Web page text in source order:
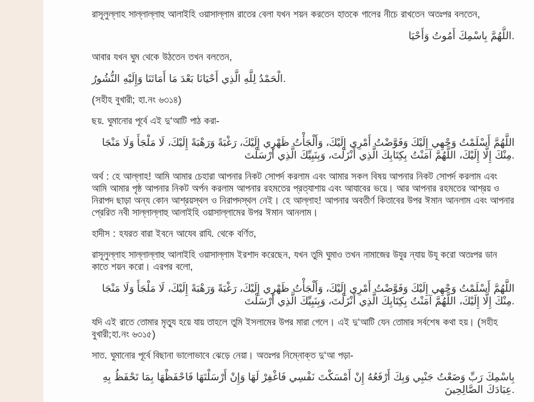
রাসূলুল্লাহ সাল্লাল্লাহু আলাইহি ওয়াসাল্লাম রাতের বেলা যখন শয়ন করতেন হাতকে গালের নীচে রাখতেন অতঃপর বলতেন,
اللَّهُمَّ بِاسْمِكَ أَمُوتُ وَأَحْيَا.
আবার যখন ঘুম থেকে উঠতেন তখন বলতেন,
الْحَمْدُ لِلَّهِ الَّذِي أَحْيَانَا بَعْدَ مَا أَمَاتَنَا وَإِلَيْهِ النُّشُورُ.
(সহীহ বুখারী; হা.নং ৬৩১৪)
ছয়. ঘুমানোর পূর্বে এই দু‘আটি পাঠ করা-
اللَّهُمَّ أَسْلَمْتُ وَجْهِي إِلَيْكَ وَفَوَّضْتُ أَمْرِي إِلَيْكَ، وَأَلْجَأْتُ ظَهْرِي إِلَيْكَ، رَغْبَةً وَرَهْبَةً إِلَيْكَ، لَا مَلْجَأَ وَلَا مَنْجَا
مِنْكَ إِلَّا إِلَيْكَ، اللَّهُمَّ آمَنْتُ بِكِتَابِكَ الَّذِي أَنْزَلْتَ، وَبِنَبِيِّكَ الَّذِي أَرْسَلْتَ.
অর্থ : হে আল্লাহ! আমি আমার চেহারা আপনার নিকট সোপর্দ করলাম এবং আমার সকল বিষয় আপনার নিকট সোপর্দ করলাম এবং
আমি আমার পৃষ্ঠ আপনার নিকট অর্পন করলাম আপনার রহমতের প্রত্যাশায় এবং আযাবের ভয়ে। আর আপনার রহমতের আশ্রয় ও
নিরাপদ ছাড়া অন্য কোন আশ্রয়স্থল ও নিরাপদস্থল নেই। হে আল্লাহ! আপনার অবতীর্ণ কিতাবের উপর ঈমান আনলাম এবং আপনার
প্রেরিত নবী সাল্লাল্লাহু আলাইহি ওয়াসাল্লামের উপর ঈমান আনলাম।
হাদীস : হযরত বারা ইবনে আযেব রাযি. থেকে বর্ণিত,
রাসূলুল্লাহ সাল্লাল্লাহু আলাইহি ওয়াসাল্লাম ইরশাদ করেছেন, যখন তুমি ঘুমাও তখন নামাজের উযুর ন্যায় উযূ করো অতঃপর ডান
কাতে শয়ন করো। এরপর বলো,
اللَّهُمَّ أَسْلَمْتُ وَجْهِي إِلَيْكَ وَفَوَّضْتُ أَمْرِي إِلَيْكَ، وَأَلْجَأْتُ ظَهْرِي إِلَيْكَ، رَغْبَةً وَرَهْبَةً إِلَيْكَ، لَا مَلْجَأَ وَلَا مَنْجَا
مِنْكَ إِلَّا إِلَيْكَ، اللَّهُمَّ آمَنْتُ بِكِتَابِكَ الَّذِي أَنْزَلْتَ، وَبِنَبِيِّكَ الَّذِي أَرْسَلْتَ.
যদি এই রাতে তোমার মৃত্যু হয়ে যায় তাহলে তুমি ইসলামের উপর মারা গেলে। এই দু‘আটি যেন তোমার সর্বশেষ কথা হয়। (সহীহ
বুখারী;হা.নং ৬৩১৫)
সাত. ঘুমানোর পূর্বে বিছানা ভালোভাবে ঝেড়ে নেয়া। অতঃপর নিম্নোক্ত দু‘আ পড়া-
بِاسْمِكَ رَبِّ وَضَعْتُ جَنْبِي وَبِكَ أَرْفَعُهُ إِنْ أَمْسَكْتَ نَفْسِي فَاغْفِرْ لَهَا وَإِنْ أَرْسَلْتَهَا فَاحْفَظْهَا بِمَا تَحْفَظُ بِهِ
عِبَادَكَ الصَّالِحِينَ.